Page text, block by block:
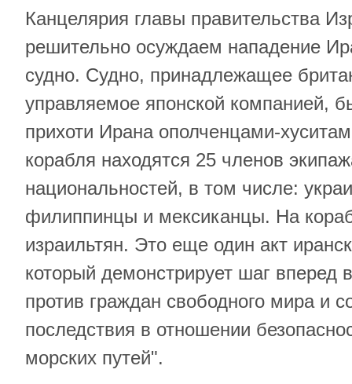
Канцелярия главы правительства
решительно осуждаем нападение
судно. Судно, принадлежащее
управляемое японской компанией,
прихоти Ирана ополченцами-
корабля находятся 25 членов
национальностей, в том числе:
филиппинцы и мексиканцы. На
израильтян. Это еще один акт
который демонстрирует шаг вперед
против граждан свободного мира и
последствия в отношении
морских путей".